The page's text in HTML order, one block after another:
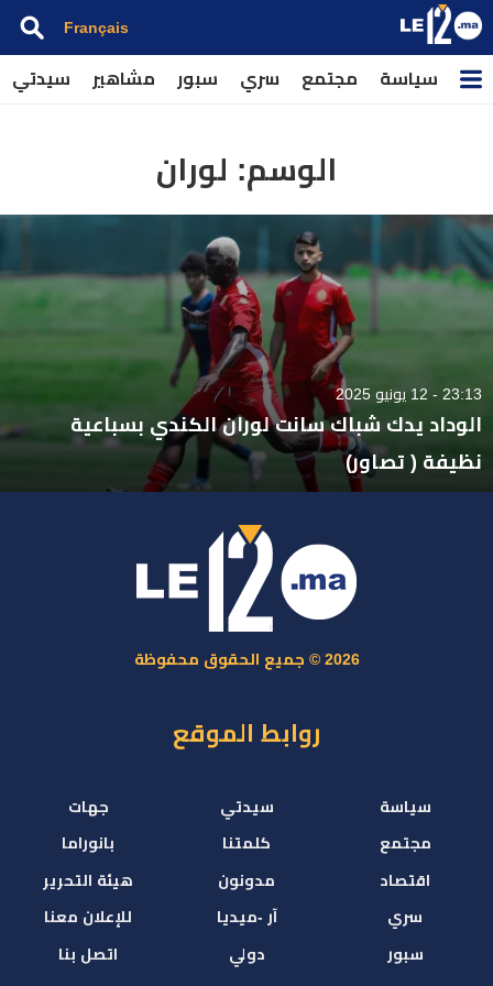
Français
سياسة مجتمع سري سبور مشاهير سيدتي
الوسم: لوران
23:13 - 12 يونيو 2025
الوداد يدك شباك سانت لوران الكندي بسباعية
نظيفة ( تصاور)
2026 © جميع الحقوق محفوظة
روابط الموقع
سياسة
مجتمع
اقتصاد
سري
سبور
سيدتي
كلمتنا
مدونون
آر -ميديا
دولي
جهات
بانوراما
هيئة التحرير
للإعلان معنا
اتصل بنا